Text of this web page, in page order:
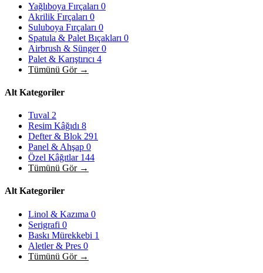
Yağlıboya Fırçaları 0
Akrilik Fırçaları 0
Suluboya Fırçaları 0
Spatula & Palet Bıçakları 0
Airbrush & Sünger0
Palet & Karıştırıcı 4
Tümünü Gör →
Alt Kategoriler
Tuval 2
Resim Kâğıdı 8
Defter & Blok 291
Panel & Ahşap 0
Özel Kâğıtlar 144
Tümünü Gör →
Alt Kategoriler
Linol & Kazıma 0
Serigrafi 0
Baskı Mürekkebi 1
Aletler & Pres 0
Tümünü Gör →